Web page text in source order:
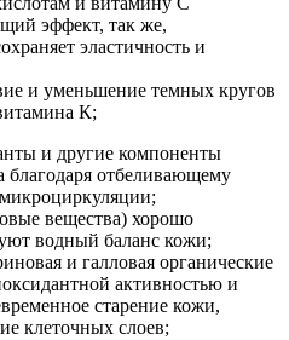
эффект, так же,
эластичность и
и уменьшение темных кругов
К;
и другие компоненты
отбеливающему
вещества) хорошо
водный баланс кожи;
и галловая органические
активностью и
старение кожи,
клеточных слоев;